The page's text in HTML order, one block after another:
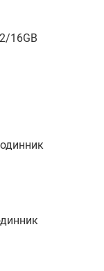
16GB